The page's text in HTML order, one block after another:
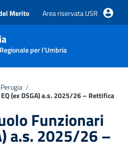
Merito Area riservata USR
per l'Umbria
/
(ex DSGA) a.s. 2025/26 – Rettifica
Funzionari
a.s. 2025/26 –